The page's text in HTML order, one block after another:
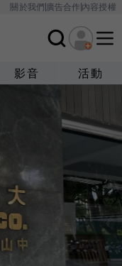
關於我們廣告合作內容授權
影音 活動